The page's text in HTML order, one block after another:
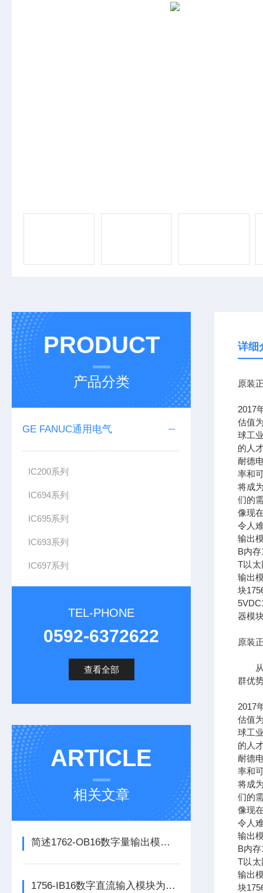
PRODUCT
产品分类
GE FANUC通用电气
IC200系列
IC694系列
IC695系列
IC693系列
IC697系列
TEL-PHONE
0592-6372622
查看全部
ARTICLE
相关文章
简述1762-OB16数字量输出模块的科学定期维护机制
1756-IB16数字直流输入模块为整个自动化系统提供精准的数据支撑
详细
原装
2017
估值
球工
的人
耐德
率和
将成
们的
像现
令人
输出
B内
T以太
输出
块
器模
原装
从长
群优
2017
估值
球工
的人
耐德
率和
将成
们的
像现
令人
输出
B内
T以太
输出
块